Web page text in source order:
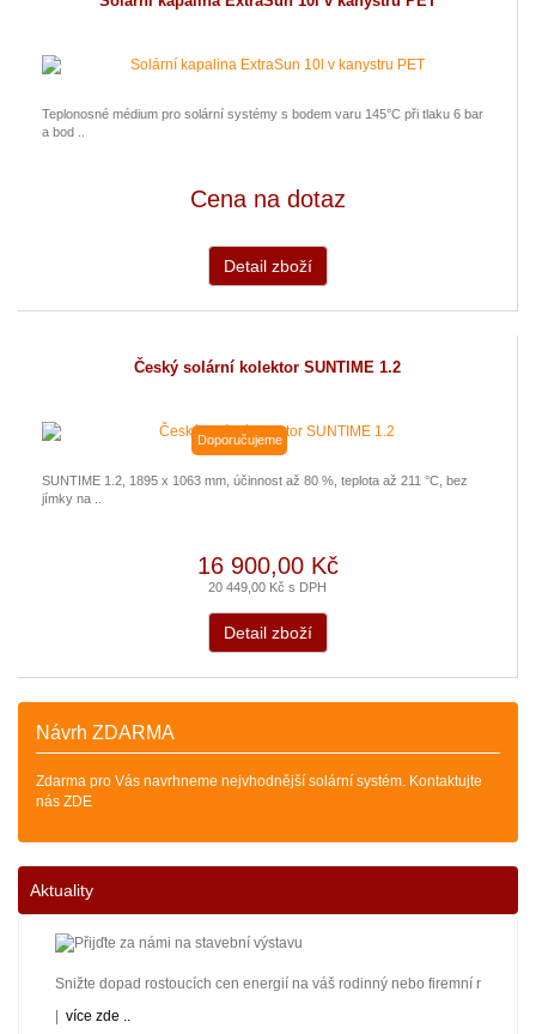
Teplonosné médium pro solární systémy s bodem varu 145°C při tlaku 6 bar
a bod ..
Cena na dotaz
Detail zboží
Český solární kolektor SUNTIME 1.2
Doporučujeme
SUNTIME 1.2, 1895 x 1063 mm, účinnost až 80 %, teplota až 211 °C, bez
jímky na ..
16 900,00 Kč
20 449,00 Kč s DPH
Detail zboží
Návrh ZDARMA
Zdarma pro Vás navrhneme nejvhodnější solární systém. Kontaktujte
nás ZDE
Aktuality
Snižte dopad rostoucích cen energií na váš rodinný nebo firemní
více zde ..